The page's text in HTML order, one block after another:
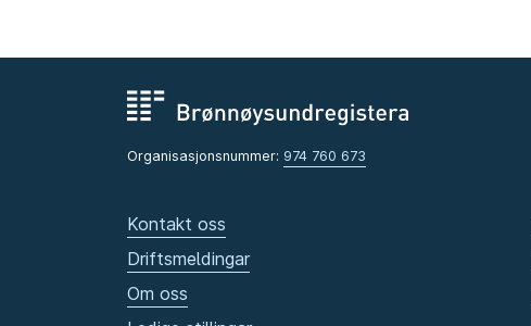
Organisasjonsnummer: 974 760 673
Kontakt oss
Driftsmeldingar
Om oss